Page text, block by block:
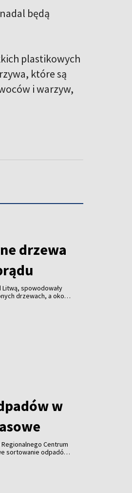
będą
plastikowych
które są
i warzyw,
drzewa
spowodowały
drzewach, a około
w
Regionalnego Centrum
sortowanie odpadów
pięciu–ośmiu